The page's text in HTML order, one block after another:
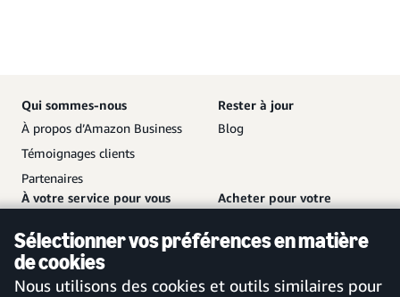
Sélectionner vos préférences en matière
de cookies
Nous utilisons des cookies et outils similaires pour
Qui sommes-nous
À propos d’Amazon Business
Témoignages clients
Partenaires
Rester à jour
Blog
À votre service pour vous
Nous contacter
Service client et assistance
Plan de site
Acheter pour votre
Créer un compte gratuit
Application mobile Amazon